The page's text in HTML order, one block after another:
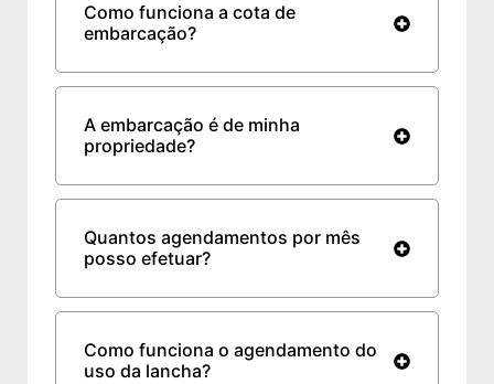
Como funciona a cota de
embarcação?
A embarcação é de minha
propriedade?
Quantos agendamentos por mês
posso efetuar?
Como funciona o agendamento do
uso da lancha?